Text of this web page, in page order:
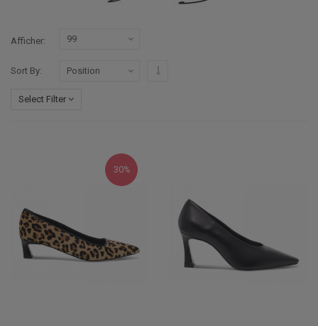
Afficher
Sort By
Select Filter
30%